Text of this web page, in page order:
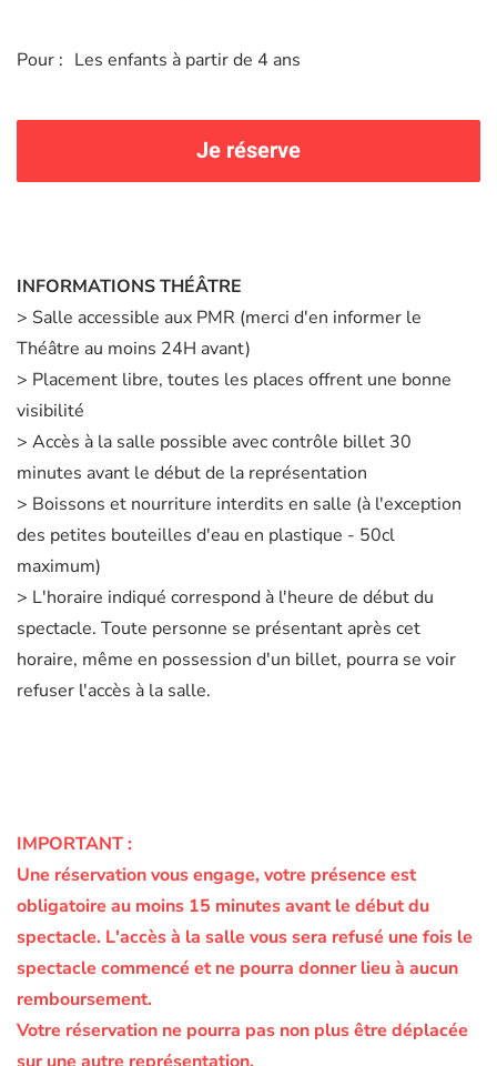
Pour : Les enfants à partir de 4 ans
Je réserve
INFORMATIONS THÉÂTRE
> Salle accessible aux PMR (merci d'en informer le
Théâtre au moins 24H avant)
> Placement libre, toutes les places offrent une bonne
visibilité
> Accès à la salle possible avec contrôle billet 30
minutes avant le début de la représentation
> Boissons et nourriture interdits en salle (à l'exception
des petites bouteilles d'eau en plastique - 50cl
maximum)
> L'horaire indiqué correspond à l'heure de début du
spectacle. Toute personne se présentant après cet
horaire, même en possession d'un billet, pourra se voir
refuser l'accès à la salle.
IMPORTANT :
Une réservation vous engage, votre présence est
obligatoire au moins 15 minutes avant le début du
spectacle. L'accès à la salle vous sera refusé une fois le
spectacle commencé et ne pourra donner lieu à aucun
remboursement.
Votre réservation ne pourra pas non plus être déplacée